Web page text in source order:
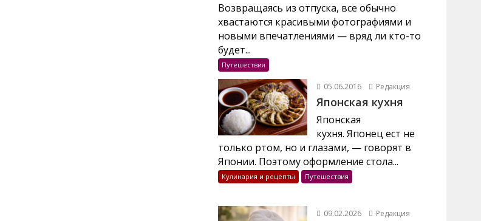
Возвращаясь из отпуска, все обычно
хвастаются красивыми фотографиями и
новыми впечатлениями — вряд ли кто-то
будет...
Путешествия
05.06.2016 Редакция
Японская кухня
Японская
кухня. Японец ест не
только ртом, но и глазами, — говорят в
Японии. Поэтому оформление стола...
Кулинария и рецепты Путешествия
09.02.2026 Редакция